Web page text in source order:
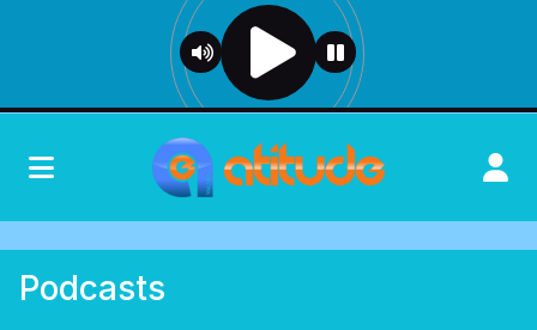
Podcasts